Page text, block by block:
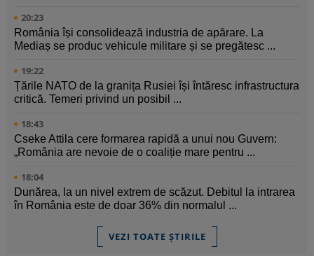
20:23
România își consolidează industria de apărare. La
Mediaș se produc vehicule militare și se pregătesc ...
19:22
Țările NATO de la granița Rusiei își întăresc infrastructura
critică. Temeri privind un posibil ...
18:43
Cseke Attila cere formarea rapidă a unui nou Guvern:
„România are nevoie de o coaliție mare pentru ...
18:04
Dunărea, la un nivel extrem de scăzut. Debitul la intrarea
în România este de doar 36% din normalul ...
VEZI TOATE ȘTIRILE